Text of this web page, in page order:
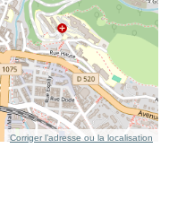
Corriger l’adresse ou la localisation